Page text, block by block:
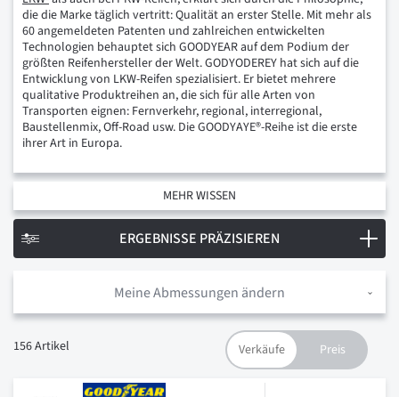
die die Marke täglich vertritt: Qualität an erster Stelle. Mit mehr als
60 angemeldeten Patenten und zahlreichen entwickelten
Technologien behauptet sich GOODYEAR auf dem Podium der
größten Reifenhersteller der Welt. GODYODEREY hat sich auf die
Entwicklung von LKW-Reifen spezialisiert. Er bietet mehrere
qualitative Produktreihen an, die sich für alle Arten von
Transporten eignen: Fernverkehr, regional, interregional,
Baustellenmix, Off-Road usw. Die GOODYAYE®-Reihe ist die erste
ihrer Art in Europa.
MEHR WISSEN
Meine Abmessungen ändern
156Artikel
ERGEBNISSE PRÄZISIEREN